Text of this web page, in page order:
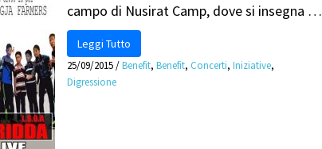
campo di Nusirat Camp, dove si insegna …
Leggi Tutto
25/09/2015/Benefit,Benefit, Concerti,Iniziative,
Digressione